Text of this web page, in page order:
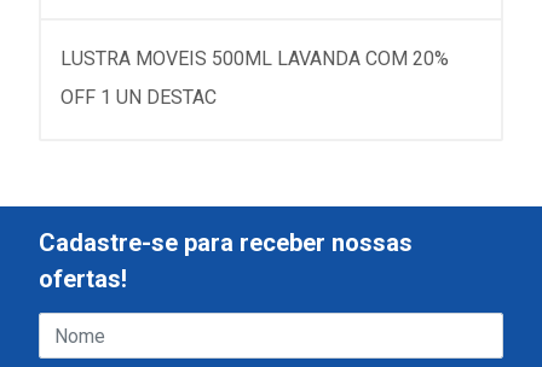
LUSTRA MOVEIS 500ML LAVANDA COM 20%
OFF 1 UN DESTAC
Cadastre-se para receber nossas
ofertas!